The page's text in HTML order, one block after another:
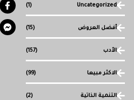
Uncategorized
(1)
أفضل العروض (15)
الأدب (157)
الاكثر مبيعا (99)
التنمية الذاتية (2)